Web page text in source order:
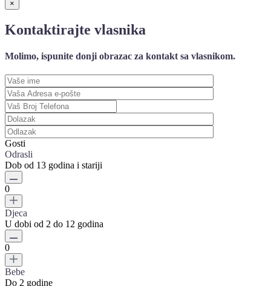
×
Kontaktirajte vlasnika
Molimo, ispunite donji obrazac za kontakt sa vlasnikom.
Gosti
Odrasli
Dob od 13 godina i stariji
0
Djeca
U dobi od 2 do 12 godina
0
Bebe
Do 2 godine